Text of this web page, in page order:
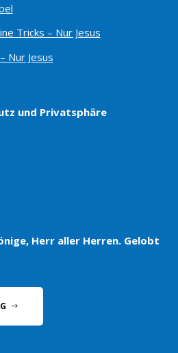
Tricks – Nur Jesus
Nur Jesus
und Privatsphäre
Herr aller Herren. Gelobt